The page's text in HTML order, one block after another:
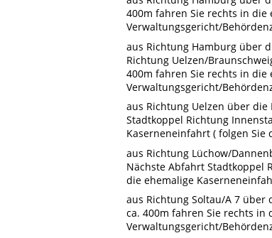
400m fahren Sie rechts in
Verwaltungsgericht/
aus Richtung Hamburg über
Richtung Uelzen/
400m fahren Sie rechts in
Verwaltungsgericht/
aus Richtung Uelzen über
Stadtkoppel Richtung
Kaserneneinfahrt ( folgen
aus Richtung Lüchow/
Nächste Abfahrt Stadtkoppel
die ehemalige
aus Richtung Soltau/A 7 über
ca. 400m fahren Sie rechts in
Verwaltungsgericht/